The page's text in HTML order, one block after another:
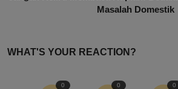
Masalah Domestik
WHAT'S YOUR REACTION?
0 0 0